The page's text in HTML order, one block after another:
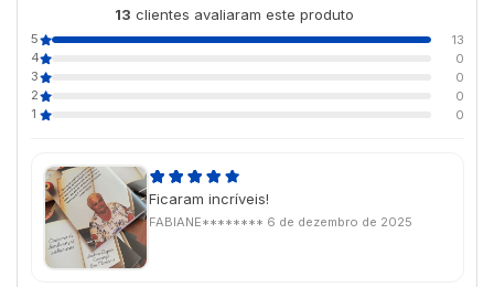
13 clientes avaliaram este produto
5
13
4
0
3
0
2
0
1
0
Ficaram incríveis!
FABIANE******** 6 de dezembro de 2025